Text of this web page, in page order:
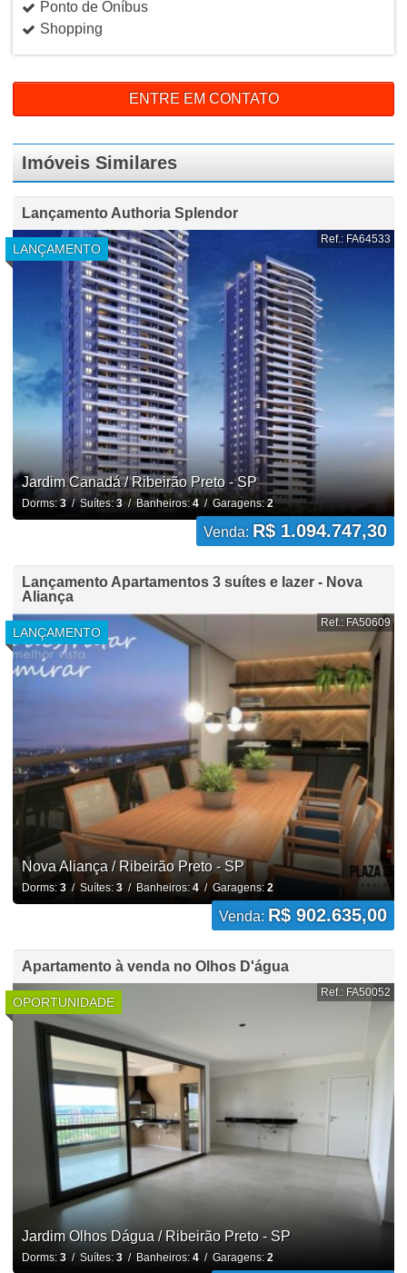
Ponto de Oníbus
Shopping
ENTRE EM CONTATO
Imóveis Similares
Lançamento Authoria Splendor
LANÇAMENTO
Ref.: FA64533
Jardim Canadá / Ribeirão Preto - SP
Dorms:3/ Suítes:3/ Banheiros: 4/ Garagens:2
Venda: R$ 1.094.747,30
Lançamento Apartamentos 3 suítes e lazer - Nova
Aliança
LANÇAMENTO
Ref.: FA50609
Nova Aliança / Ribeirão Preto - SP
Dorms: 3/ Suítes: 3/ Banheiros: 4/ Garagens:2
Venda: R$ 902.635,00
Apartamento à venda no Olhos D'água
OPORTUNIDADE
Ref.: FA50052
Jardim Olhos Dágua / Ribeirão Preto - SP
Dorms: 3/ Suítes: 3/ Banheiros: 4/ Garagens: 2